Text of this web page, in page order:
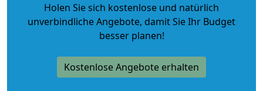
Holen Sie sich kostenlose und natürlich
unverbindliche Angebote, damit Sie Ihr Budget
besser planen!
Kostenlose Angebote erhalten